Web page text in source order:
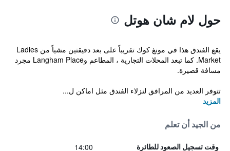
حول لام شان هوتل
يقع الفندق هذا في مونغ كوك تقريباً على بعد دقيقتين مشياً من Ladies
Market. كما تبعد المحلات التجارية ، المطاعم وLangham Place مجرد
مسافة قصيرة.
تتوفر العديد من المرافق لنزلاء الفندق مثل اماكن ل...
المزيد
من الجيد أن تعلم
وقت تسجيل الصعود للطائرة 14:00